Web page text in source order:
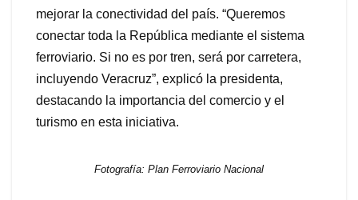
mejorar la conectividad del país. “Queremos
conectar toda la República mediante el sistema
ferroviario. Si no es por tren, será por carretera,
incluyendo Veracruz”, explicó la presidenta,
destacando la importancia del comercio y el
turismo en esta iniciativa.
Fotografía: Plan Ferroviario Nacional